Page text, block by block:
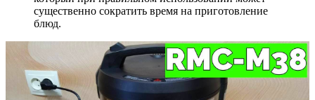
существенно сократить время на приготовление
блюд.